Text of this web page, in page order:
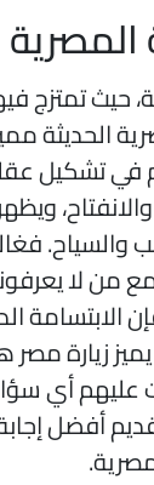
حيث تمتزج
الحديثة
في تشكيل
والسياح.
لا
زيارة
أي
أفضل